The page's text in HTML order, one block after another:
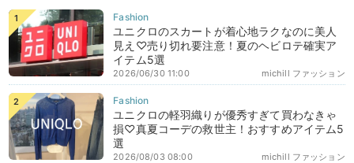
ユニクロのスカートが着心地ラクなのに美人
見え♡売り切れ要注意！夏のヘビロテ確実ア
イテム5選
michill ファッション
2026/06/30 11:00
ユニクロの軽羽織りが優秀すぎて買わなきゃ
損♡真夏コーデの救世主！おすすめアイテム5
選
michill ファッション
2026/08/03 08:00